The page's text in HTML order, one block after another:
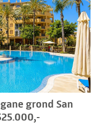
grond San